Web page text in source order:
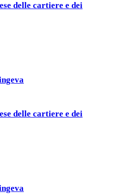
delle cartiere e dei
delle cartiere e dei